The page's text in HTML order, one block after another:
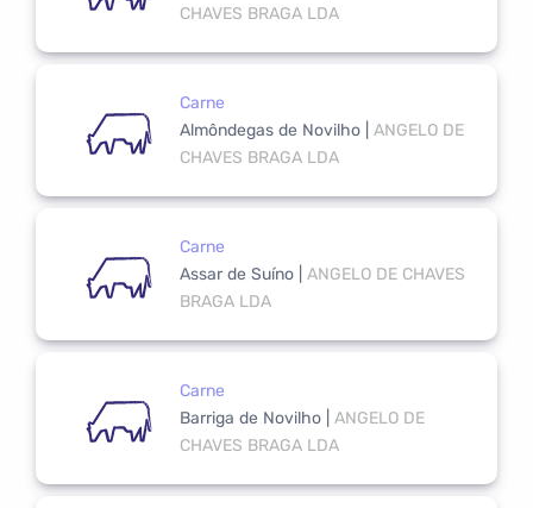
CHAVES BRAGA LDA
Carne
Almôndegas de Novilho
ANGELO DE
CHAVES BRAGA LDA
Carne
Assar de Suíno
ANGELO DE CHAVES
BRAGA LDA
Carne
Barriga de Novilho
ANGELO DE
CHAVES BRAGA LDA